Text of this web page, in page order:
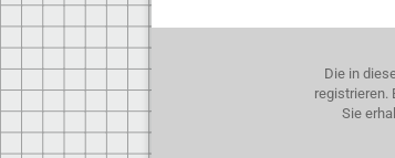
Die in
registrieren.
Sie